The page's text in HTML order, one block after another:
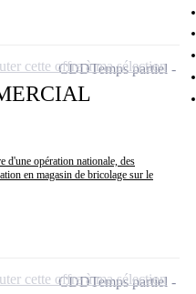
d'une opération nationale, des
en magasin de bricolage sur le
CDDTemps partiel
cette offre à ma sélection
CDDTemps partiel
cette offre à ma sélection